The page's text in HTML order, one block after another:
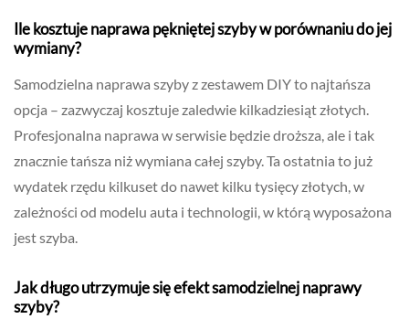
Ile kosztuje naprawa pękniętej szyby w porównaniu do jej
wymiany?
Samodzielna naprawa szyby z zestawem DIY to najtańsza
opcja – zazwyczaj kosztuje zaledwie kilkadziesiąt złotych.
Profesjonalna naprawa w serwisie będzie droższa, ale i tak
znacznie tańsza niż wymiana całej szyby. Ta ostatnia to już
wydatek rzędu kilkuset do nawet kilku tysięcy złotych, w
zależności od modelu auta i technologii, w którą wyposażona
jest szyba.
Jak długo utrzymuje się efekt samodzielnej naprawy
szyby?